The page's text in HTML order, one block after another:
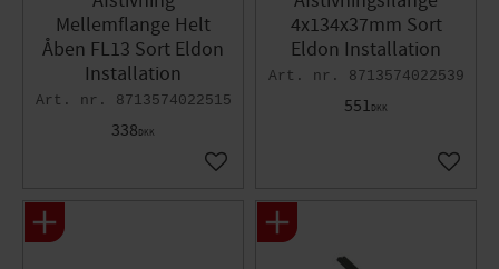
Mellemflange Helt
Åben FL13 Sort​ Eldon
Installation
8713574022515
338DKK
Gem som favorit
4x134x37mm Sort
Eldon Installation
8713574022539
551DKK
Gem